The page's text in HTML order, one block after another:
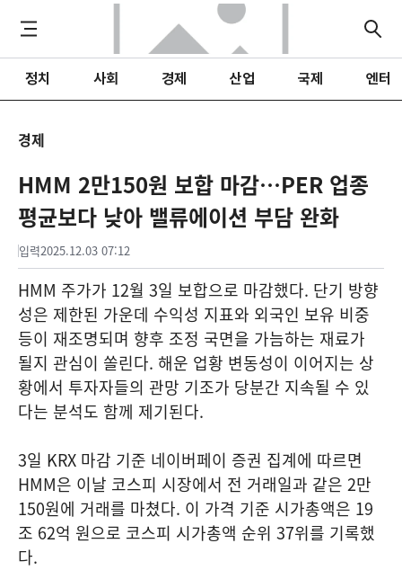
정치 사회 경제 산업 국제 엔터
경제
HMM 2만150원 보합 마감…PER 업종
평균보다 낮아 밸류에이션 부담 완화
입력2025.12.03 07:12
HMM 주가가 12월 3일 보합으로 마감했다. 단기 방향
성은 제한된 가운데 수익성 지표와 외국인 보유 비중
등이 재조명되며 향후 조정 국면을 가늠하는 재료가
될지 관심이 쏠린다. 해운 업황 변동성이 이어지는 상
황에서 투자자들의 관망 기조가 당분간 지속될 수 있
다는 분석도 함께 제기된다.
3일 KRX 마감 기준 네이버페이 증권 집계에 따르면
HMM은 이날 코스피 시장에서 전 거래일과 같은 2만
150원에 거래를 마쳤다. 이 가격 기준 시가총액은 19
조 62억 원으로 코스피 시가총액 순위 37위를 기록했
다.